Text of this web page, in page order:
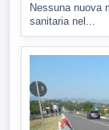
Nessuna nuova
sanitaria nel...